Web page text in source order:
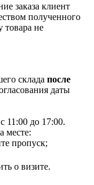
заказа клиент
полученного
товара не
склада после
даты
11:00 до 17:00.
месте:
пропуск;
о визите.